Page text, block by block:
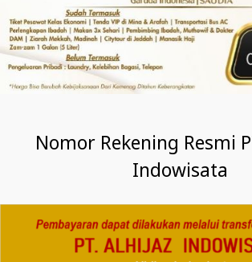
Nomor Rekening Resmi
Indowisata